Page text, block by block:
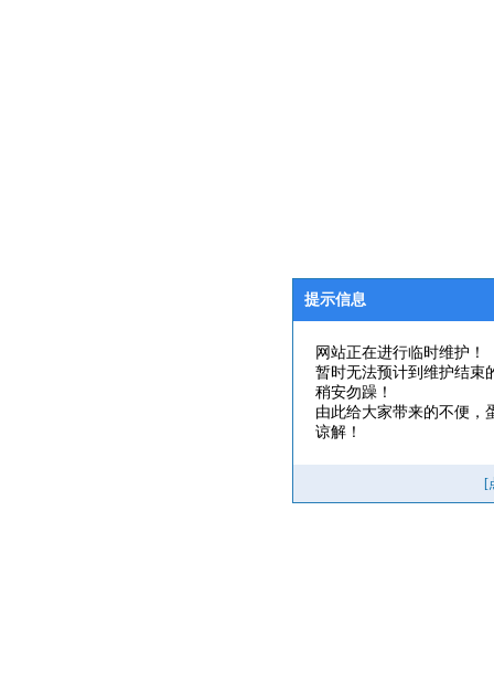
提示信息
网站正在进行临时维护！
暂时无法预计到维护结束
稍安勿躁！
由此给大家带来的不便，
谅解！
[